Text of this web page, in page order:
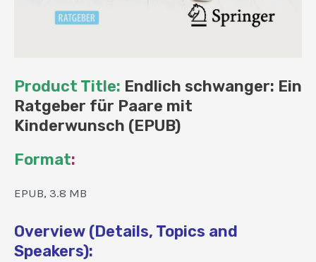
Product Title: Endlich schwanger: Ein
Ratgeber für Paare mit
Kinderwunsch (EPUB)
Format:
EPUB, 3.8 MB
Overview (Details, Topics and
Speakers):